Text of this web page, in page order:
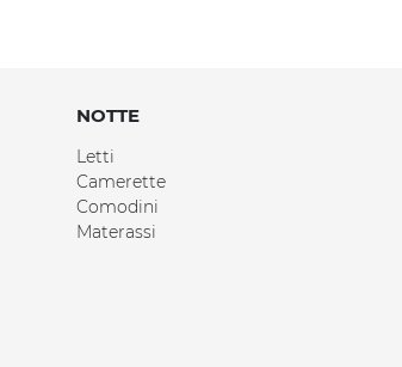
NOTTE
Letti
Camerette
Comodini
Materassi